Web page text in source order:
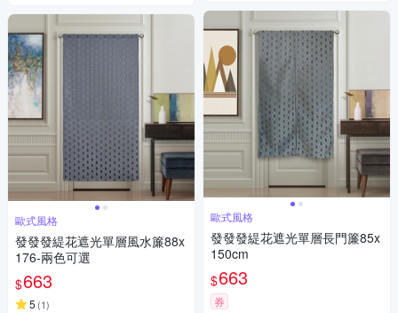
歐式風格
發發發緹花遮光單層風水簾88x
176-兩色可選
$663
5 (1)
歐式風格
發發發緹花遮光單層長門簾85x
150cm
$663
券